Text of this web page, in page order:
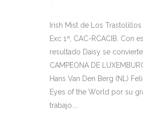
Irish Mist de Los Trastolillos
Exc 1ª, CAC-RCACIB. Con
resultado Daisy se
CAMPEONA DE
Hans Van Den Berg (NL)
Eyes of the World por su
trabajo....